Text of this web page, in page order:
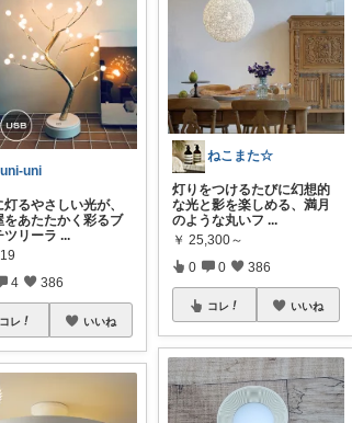
uni-uni
るやさしい光が、
をあたたかく彩るブ
ツリーラ ...
4 386
コレ いいね
ねこまた☆
灯りをつけるたびに幻想的
な光と影を楽しめる、満月
のような丸いフ ...
￥ 25,300～
0 0 386
コレ いいね